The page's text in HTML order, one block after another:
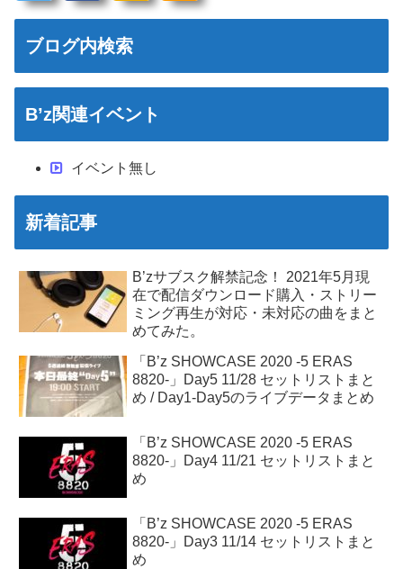
ブログ内検索
B’z関連イベント
イベント無し
新着記事
B’zサブスク解禁記念！ 2021年5月現
在で配信ダウンロード購入・ストリー
ミング再生が対応・未対応の曲をまと
めてみた。
「B’z SHOWCASE 2020 -5 ERAS
8820-」Day5 11/28 セットリストまと
め / Day1-Day5のライブデータまとめ
「B’z SHOWCASE 2020 -5 ERAS
8820-」Day4 11/21 セットリストまと
め
「B’z SHOWCASE 2020 -5 ERAS
8820-」Day3 11/14 セットリストまと
め